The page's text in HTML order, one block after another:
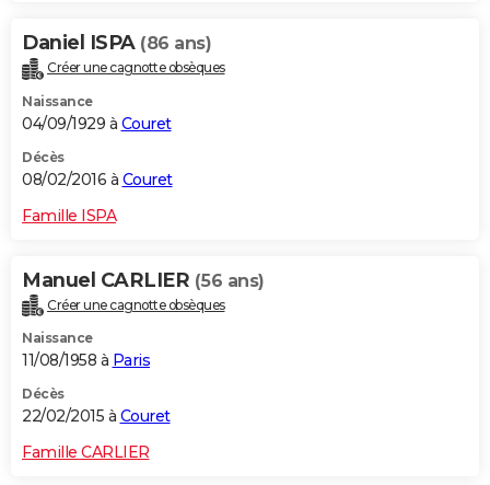
Daniel ISPA (86 ans)
Créer une cagnotte obsèques
Naissance
04/09/1929 à Couret
Décès
08/02/2016 à Couret
Famille ISPA
Manuel CARLIER (56 ans)
Créer une cagnotte obsèques
Naissance
11/08/1958 à Paris
Décès
22/02/2015 à Couret
Famille CARLIER